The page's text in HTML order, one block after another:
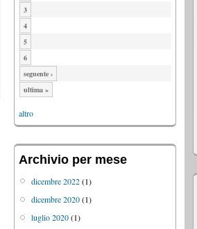
3
4
5
6
seguente ›
ultima »
altro
Archivio per mese
dicembre 2022(1)
dicembre 2020(1)
luglio 2020(1)